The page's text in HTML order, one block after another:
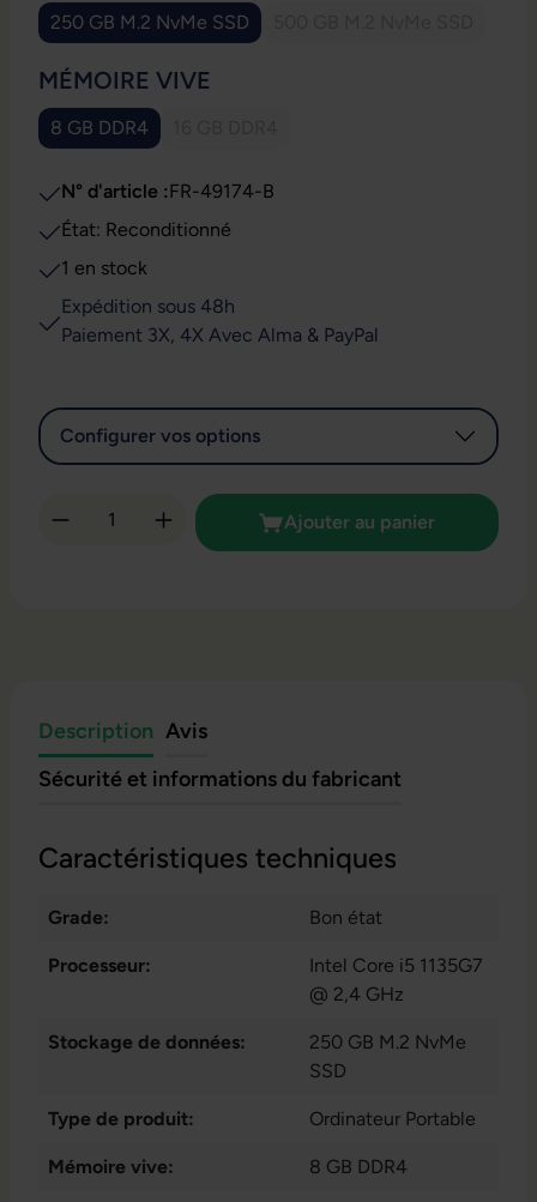
250 GB M.2 NvMe SSD
SÉLECTIONNEZ
MÉMOIRE VIVE
8 GB DDR4
N° d'article :FR-49174-B
État: Reconditionné
1 en stock
Expédition sous 48h
Paiement 3X, 4X Avec Alma & PayPal
Configurer vos options
Quantité de produit : Entrez la quantité
Ajouter au panier
Description Avis
Sécurité et informations du fabricant
Caractéristiques techniques
Grade: Bon état
Processeur:
Intel Core i5 1135G7
@ 2,4 GHz
Stockage de données:
250 GB M.2 NvMe
SSD
Type de produit: Ordinateur Portable
Mémoire vive: 8 GB DDR4